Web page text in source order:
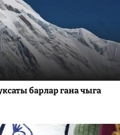
барлар гана чыга